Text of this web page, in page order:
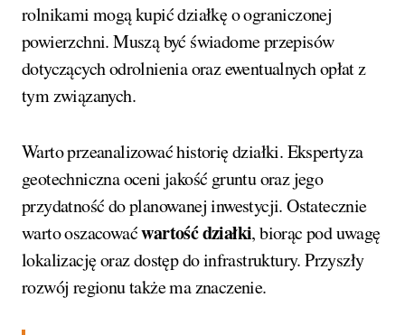
rolnikami mogą kupić działkę o ograniczonej
powierzchni. Muszą być świadome przepisów
dotyczących odrolnienia oraz ewentualnych opłat z
tym związanych.
Warto przeanalizować historię działki. Ekspertyza
geotechniczna oceni jakość gruntu oraz jego
przydatność do planowanej inwestycji. Ostatecznie
warto oszacowaćwartość działki, biorąc pod uwagę
lokalizację oraz dostęp do infrastruktury. Przyszły
rozwój regionu także ma znaczenie.